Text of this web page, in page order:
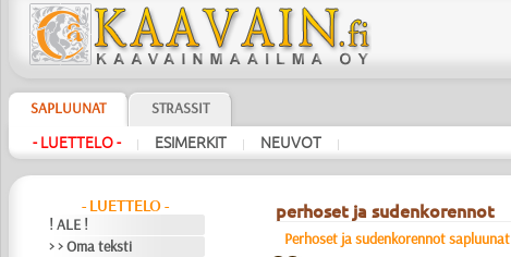
SAPLUUNAT STRASSIT
- LUETTELO - | ESIMERKIT | NEUVOT |
- LUETTELO -
! ALE !
> > Oma teksti
perhoset ja sudenkorennot
Perhoset ja sudenkorennot sapluunat